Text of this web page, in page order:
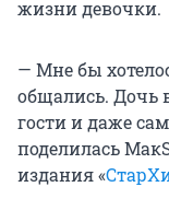
жизни девочки.
— Мне бы
общались. Дочь
гости и даже
поделилась
издания «